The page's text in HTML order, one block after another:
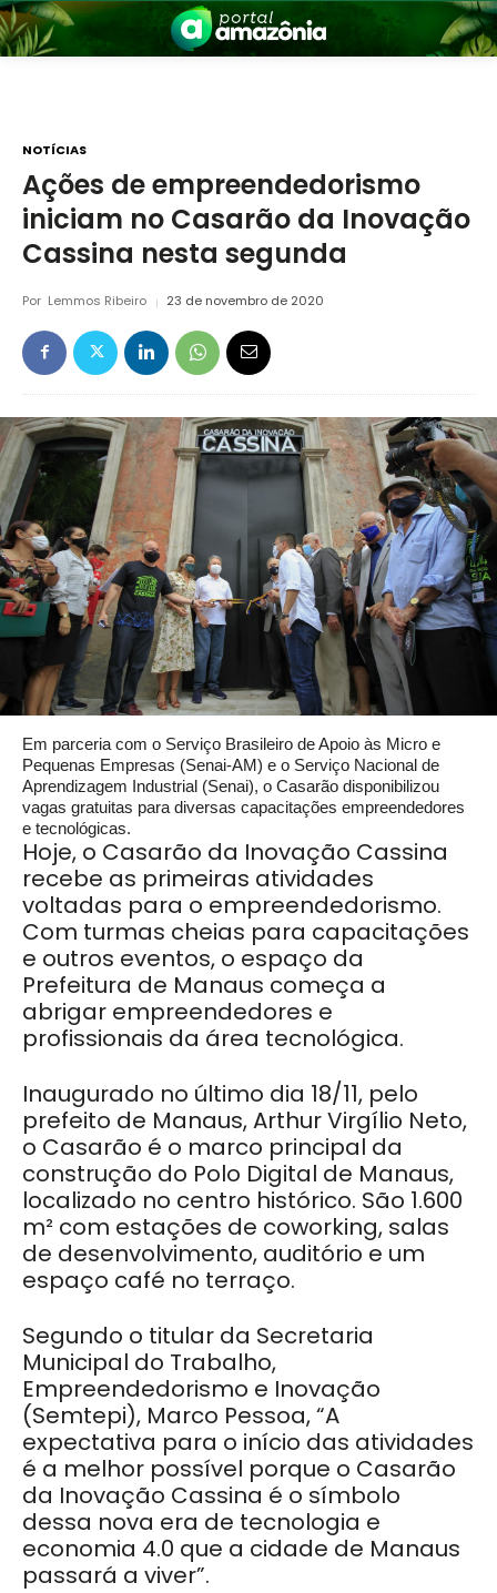
Amazônia
NOTÍCIAS
Ações de empreendedorismo
iniciam no Casarão da Inovação
Cassina nesta segunda
Por Lemmos Ribeiro 23 de novembro de 2020
Em parceria com o Serviço Brasileiro de Apoio às Micro e
Pequenas Empresas (Senai-AM) e o Serviço Nacional de
Aprendizagem Industrial (Senai), o Casarão disponibilizou
vagas gratuitas para diversas capacitações empreendedores
e tecnológicas.
Hoje, o Casarão da Inovação Cassina
recebe as primeiras atividades
voltadas para o empreendedorismo.
Com turmas cheias para capacitações
e outros eventos, o espaço da
Prefeitura de Manaus começa a
abrigar empreendedores e
profissionais da área tecnológica.
Inaugurado no último dia 18/11, pelo
prefeito de Manaus, Arthur Virgílio Neto,
o Casarão é o marco principal da
construção do Polo Digital de Manaus,
localizado no centro histórico. São 1.600
m² com estações de coworking, salas
de desenvolvimento, auditório e um
espaço café no terraço.
Segundo o titular da Secretaria
Municipal do Trabalho,
Empreendedorismo e Inovação
(Semtepi), Marco Pessoa, “A
expectativa para o início das atividades
é a melhor possível porque o Casarão
da Inovação Cassina é o símbolo
dessa nova era de tecnologia e
economia 4.0 que a cidade de Manaus
passará a viver”.